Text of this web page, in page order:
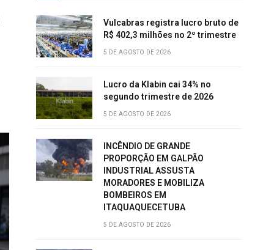
Vulcabras registra lucro bruto de
R$ 402,3 milhões no 2º trimestre
5 DE AGOSTO DE 2026
Lucro da Klabin cai 34% no
segundo trimestre de 2026
5 DE AGOSTO DE 2026
INCÊNDIO DE GRANDE
PROPORÇÃO EM GALPÃO
INDUSTRIAL ASSUSTA
MORADORES E MOBILIZA
BOMBEIROS EM
ITAQUAQUECETUBA
5 DE AGOSTO DE 2026